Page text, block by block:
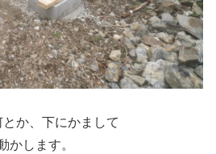
か、下にかまして
かします。